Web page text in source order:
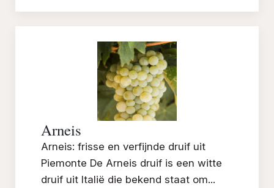
Arneis
Arneis: frisse en verfijnde druif uit
Piemonte De Arneis druif is een witte
druif uit Italië die bekend staat om...